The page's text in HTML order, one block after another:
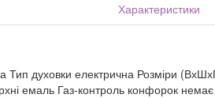
Характеристики
духовки електрична Розміри
емаль Газ-контроль конфорок